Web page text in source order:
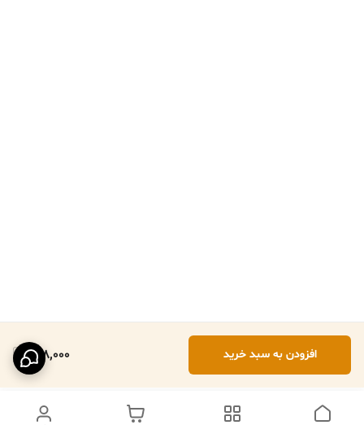
138,000 افزودن به سبد خرید